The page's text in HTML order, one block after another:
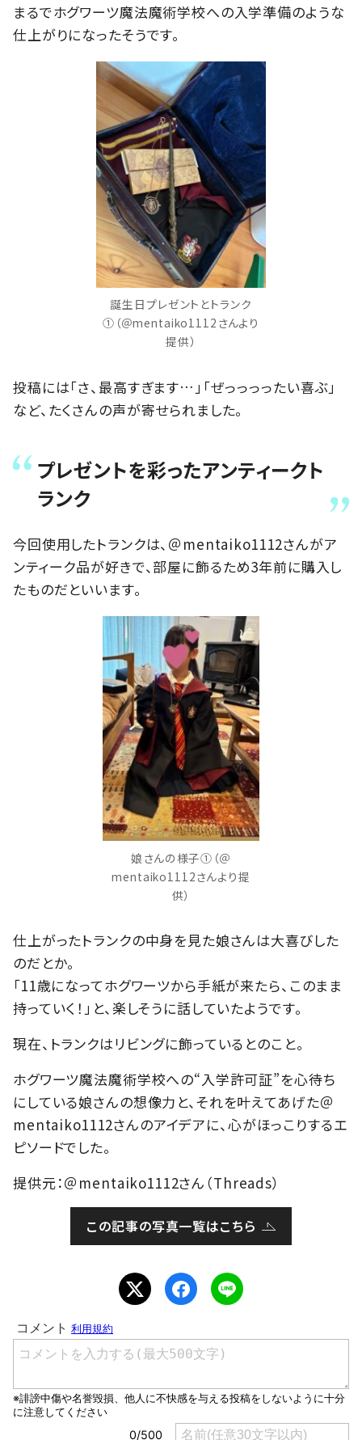
まるでホグワーツ魔法魔術学校への入学準備のような
仕上がりになったそうです。
誕生日プレゼントとトランク
①（＠mentaiko1112さんより
提供）
投稿には「さ、最高すぎます…」「ぜっっっったい喜ぶ」
など、たくさんの声が寄せられました。
プレゼントを彩ったアンティークト
ランク
今回使用したトランクは、＠mentaiko1112さんがア
ンティーク品が好きで、部屋に飾るため3年前に購入し
たものだといいます。
娘さんの様子①（＠
mentaiko1112さんより提
供）
仕上がったトランクの中身を見た娘さんは大喜びした
のだとか。
「11歳になってホグワーツから手紙が来たら、このまま
持っていく！」と、楽しそうに話していたようです。
現在、トランクはリビングに飾っているとのこと。
ホグワーツ魔法魔術学校への“入学許可証”を心待ち
にしている娘さんの想像力と、それを叶えてあげた＠
mentaiko1112さんのアイデアに、心がほっこりするエ
ピソードでした。
提供元：＠mentaiko1112さん（Threads）
この記事の写真一覧はこちら